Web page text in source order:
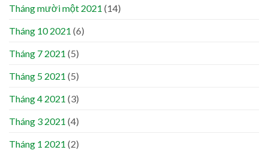
Tháng mười một 2021 (14)
Tháng 10 2021 (6)
Tháng 7 2021 (5)
Tháng 5 2021 (5)
Tháng 4 2021 (3)
Tháng 3 2021 (4)
Tháng 1 2021 (2)